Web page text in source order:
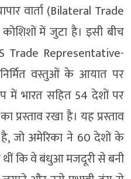
वार्ता (Bilateral Trade
में जुटा है। इसी बीच
Trade Representative-
वस्तुओं के आयात पर
में भारत सहित 54 देशों पर
प्रस्ताव रखा है। यह प्रस्ताव
जो अमेरिका ने 60 देशों के
कि वे बंधुआ मजदूरी से बनी